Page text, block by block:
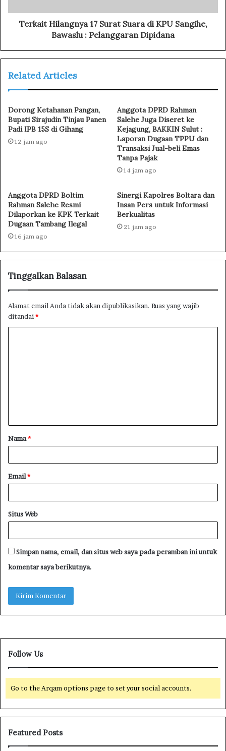
Terkait Hilangnya 17 Surat Suara di KPU Sangihe,
Bawaslu : Pelanggaran Dipidana
Related Articles
Dorong Ketahanan Pangan,
Bupati Sirajudin Tinjau Panen
Padi IPB 15S di Gihang
12 jam ago
Anggota DPRD Rahman
Salehe Juga Diseret ke
Kejagung, BAKKIN Sulut :
Laporan Dugaan TPPU dan
Transaksi Jual-beli Emas
Tanpa Pajak
14 jam ago
Anggota DPRD Boltim
Rahman Salehe Resmi
Dilaporkan ke KPK Terkait
Dugaan Tambang Ilegal
16 jam ago
Sinergi Kapolres Boltara dan
Insan Pers untuk Informasi
Berkualitas
21 jam ago
Tinggalkan Balasan
Alamat email Anda tidak akan dipublikasikan. Ruas yang wajib
ditandai *
Nama*
Email*
Situs Web
Simpan nama, email, dan situs web saya pada peramban ini untuk
komentar saya berikutnya.
Follow Us
Go to the Arqam options page to set your social accounts.
Featured Posts